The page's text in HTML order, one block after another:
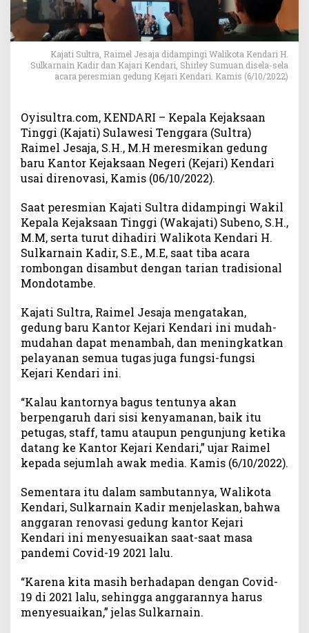
a
j
a
i
S
t
r
a
e
s
i
k
a
n
G
n
K
e
r
i
K
e
n
a
r
Kajati Sultra, Raimel Jesaja didampingi Walikota Kendari H.
Sulkarnain Kadir dan Kajari Kendari, Shirley Sumuan disela-sela
acara peresmian gedung Kejari Kendari. Kamis (6/10/2022)
Oyisultra.com, KENDARI – Kepala Kejaksaan
Tinggi (Kajati) Sulawesi Tenggara (Sultra)
Raimel Jesaja, S.H., M.H meresmikan gedung
baru Kantor Kejaksaan Negeri (Kejari) Kendari
usai direnovasi, Kamis (06/10/2022).
Saat peresmian Kajati Sultra didampingi Wakil
Kepala Kejaksaan Tinggi (Wakajati) Subeno, S.H.,
M.M, serta turut dihadiri Walikota Kendari H.
Sulkarnain Kadir, S.E., M.E, saat tiba acara
rombongan disambut dengan tarian tradisional
Mondotambe.
Kajati Sultra, Raimel Jesaja mengatakan,
gedung baru Kantor Kejari Kendari ini mudah-
mudahan dapat menambah, dan meningkatkan
pelayanan semua tugas juga fungsi-fungsi
Kejari Kendari ini.
“Kalau kantornya bagus tentunya akan
berpengaruh dari sisi kenyamanan, baik itu
petugas, staff, tamu ataupun pengunjung ketika
datang ke Kantor Kejari Kendari,” ujar Raimel
kepada sejumlah awak media. Kamis (6/10/2022).
Sementara itu dalam sambutannya, Walikota
Kendari, Sulkarnain Kadir menjelaskan, bahwa
anggaran renovasi gedung kantor Kejari
Kendari ini menyesuaikan saat-saat masa
pandemi Covid-19 2021 lalu.
“Karena kita masih berhadapan dengan Covid-
19 di 2021 lalu, sehingga anggarannya harus
menyesuaikan,” jelas Sulkarnain.